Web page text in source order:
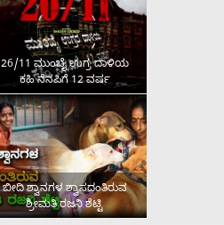
26/11 ಮುಂಬೈ ಉಗ್ರ ದಾಳಿಯ
ಕಹಿ ನೆನಪಿಗೆ 12 ವರ್ಷ
ಬೀದಿ ಶ್ವಾನಗಳ ಶ್ವಾಸದಂತಿರುವ
ಶ್ರೀಮತಿ ರಜನಿ ಶೆಟ್ಟಿ